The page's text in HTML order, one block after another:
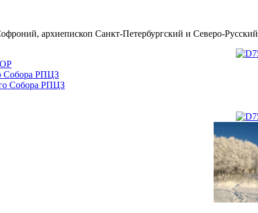
архиепископ Санкт-Петербургский и Северо-Русский
Собора РПЦЗ
Собора РПЦЗ